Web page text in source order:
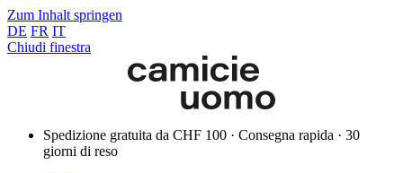
Zum Inhalt springen
DE FR IT
Chiudi finestra
Spedizione gratuita da CHF 100 · Consegna rapida · 30
giorni di reso